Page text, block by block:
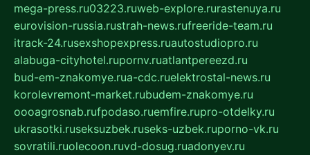
mega-press.ru03223.ruweb-explore.rurastenuya.ru
eurovision-russia.rustrah-news.rufreeride-team.ru
itrack-24.rusexshopexpress.ruautostudiopro.ru
alabuga-cityhotel.rupornv.ruatlantpereezd.ru
bud-em-znakomye.rua-cdc.ruelektrostal-news.ru
korolevremont-market.rubudem-znakomye.ru
oooagrosnab.rufpodaso.ruemfire.rupro-otdelky.ru
ukrasotki.ruseksuzbek.ruseks-uzbek.ruporno-vk.ru
sovratili.ruolecoon.ruvd-dosug.ruadonyev.ru